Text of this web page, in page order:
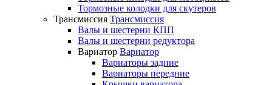
Тормозные колодки для скутеров
Трансмиссия Трансмиссия
Валы и шестерни КПП
Валы и шестерни редуктора
Вариатор Вариатор
Вариаторы задние
Вариаторы передние